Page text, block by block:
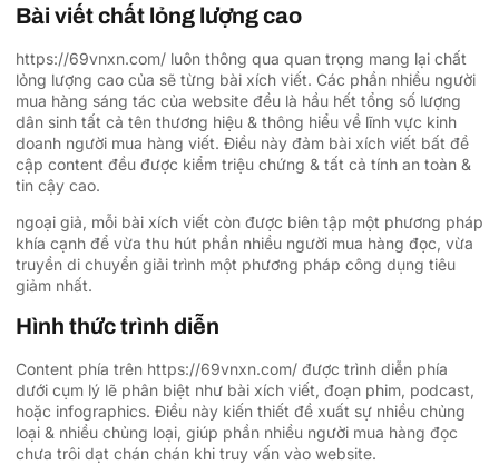
Bài viết chất lỏng lượng cao
https://69vnxn.com/ luôn thông qua quan trọng mang lại chất
lỏng lượng cao của sẽ từng bài xích viết. Các phần nhiều người
mua hàng sáng tác của website đều là hầu hết tổng số lượng
dân sinh tất cả tên thương hiệu & thông hiểu về lĩnh vực kinh
doanh người mua hàng viết. Điều này đảm bài xích viết bất đề
cập content đều được kiểm triệu chứng & tất cả tính an toàn &
tin cậy cao.
ngoại giả, mỗi bài xích viết còn được biên tập một phương pháp
khía cạnh để vừa thu hút phần nhiều người mua hàng đọc, vừa
truyền di chuyển giải trình một phương pháp công dụng tiêu
giảm nhất.
Hình thức trình diễn
Content phía trên https://69vnxn.com/ được trình diễn phía
dưới cụm lý lẽ phân biệt như bài xích viết, đoạn phim, podcast,
hoặc infographics. Điều này kiến thiết đề xuất sự nhiều chủng
loại & nhiều chủng loại, giúp phần nhiều người mua hàng đọc
chưa trôi dạt chán chán khi truy vấn vào website.